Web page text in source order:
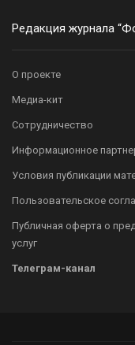
Редакция журнала
О проекте
Медиа-кит
Сотрудничество
Информационное
Условия публикации
Пользовательское
Публичная оферта о
услуг
Телеграм-канал